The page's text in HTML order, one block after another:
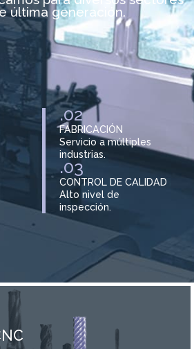
última generación.
.02
FABRICACIÓN
Servicio a múltiples
industrias.
.03
CONTROL DE CALIDAD
Alto nivel de
inspección.